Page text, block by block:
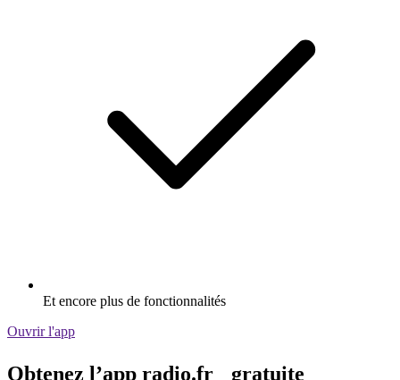
Et encore plus de fonctionnalités
Ouvrir l'app
Obtenez l’app radio.fr gratuite